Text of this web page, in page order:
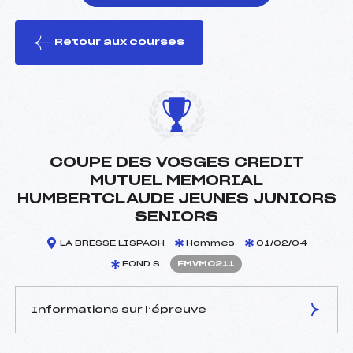
le ski
Retour aux courses
COUPE DES VOSGES CREDIT
MUTUEL MEMORIAL
HUMBERTCLAUDE JEUNES JUNIORS
SENIORS
LA BRESSE LISPACH Hommes 01/02/04
FOND S FMVM0211
Informations sur l’épreuve